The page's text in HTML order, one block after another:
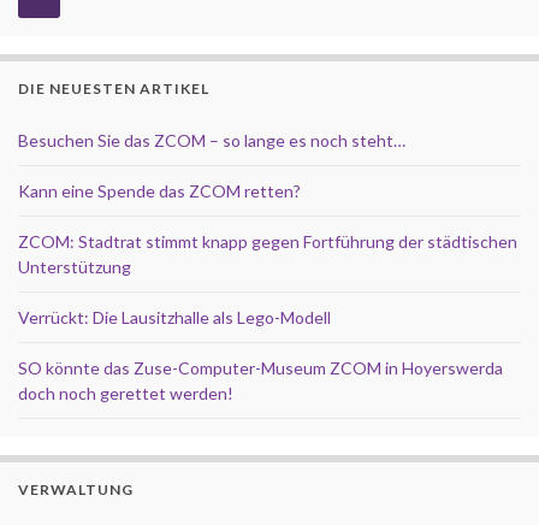
DIE NEUESTEN ARTIKEL
Besuchen Sie das ZCOM – so lange es noch steht…
Kann eine Spende das ZCOM retten?
ZCOM: Stadtrat stimmt knapp gegen Fortführung der städtischen
Unterstützung
Verrückt: Die Lausitzhalle als Lego-Modell
SO könnte das Zuse-Computer-Museum ZCOM in Hoyerswerda
doch noch gerettet werden!
VERWALTUNG